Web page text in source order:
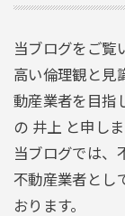
当ブログをご覧
高い倫理観と見
動産業者を目指
の 井上 と申しま
当ブログでは、
不動産業者とし
おります。